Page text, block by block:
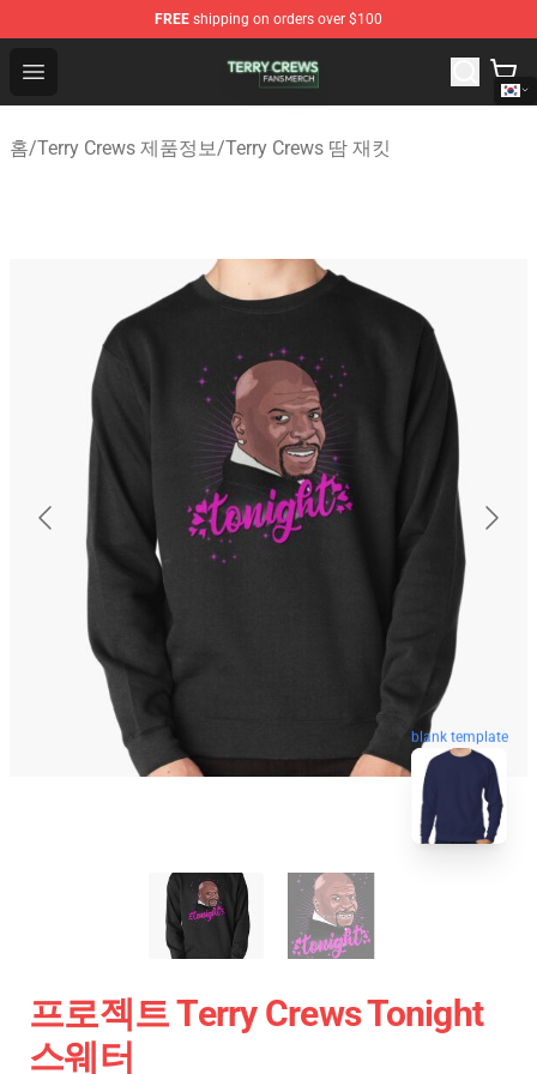
FREE shipping on orders over $100
Open menu
Terry Crews Shop - Official Terry Crews Merchandise
홈/Terry Crews 제품정보/Terry Crews 땀 재킷
blank template
프로젝트 Terry Crews Tonight
스웨터